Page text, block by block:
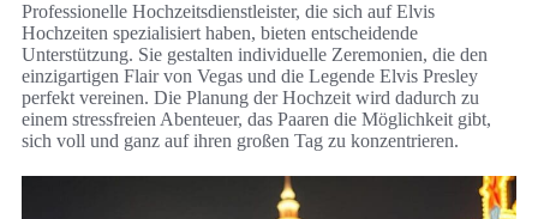
Professionelle Hochzeitsdienstleister, die sich auf Elvis
Hochzeiten spezialisiert haben, bieten entscheidende
Unterstützung. Sie gestalten individuelle Zeremonien, die den
einzigartigen Flair von Vegas und die Legende Elvis Presley
perfekt vereinen. Die Planung der Hochzeit wird dadurch zu
einem stressfreien Abenteuer, das Paaren die Möglichkeit gibt,
sich voll und ganz auf ihren großen Tag zu konzentrieren.